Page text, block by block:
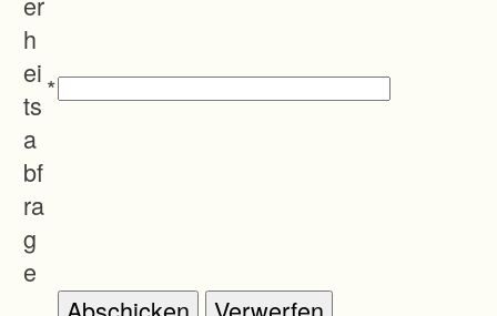
h
ei
ts
a
bf
ra
g
e
*